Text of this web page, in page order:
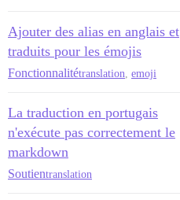
Ajouter des alias en anglais et
traduits pour les émojis
Fonctionnalitétranslation emoji
La traduction en portugais
n'exécute pas correctement le
markdown
Soutientranslation